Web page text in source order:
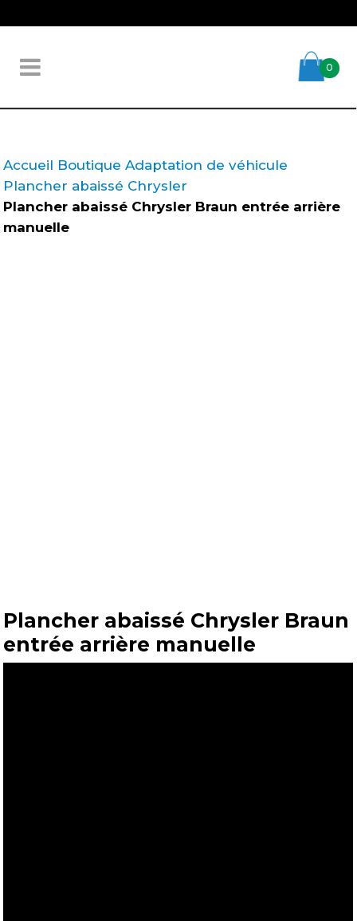
0
Accueil Boutique Adaptation de véhicule
Plancher abaissé Chrysler
Plancher abaissé Chrysler Braun entrée arrière
manuelle
Plancher abaissé Chrysler Braun
entrée arrière manuelle